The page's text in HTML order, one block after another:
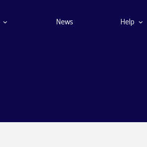
News Help